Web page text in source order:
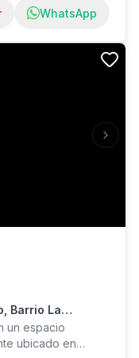
espacio para
7, gimnasio
comunes
WhatsApp
Next
Barrio La
un espacio
ubicado en